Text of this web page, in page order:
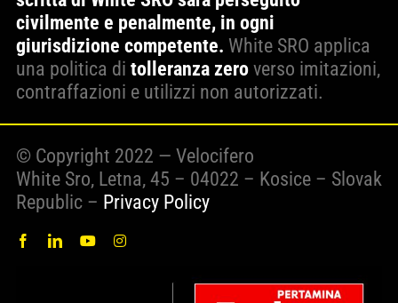
civilmente e penalmente, in ogni
giurisdizione competente. White SRO applica
una politica di tolleranza zero verso imitazioni,
contraffazioni e utilizzi non autorizzati.
© Copyright 2022 — Velocifero
White Sro, Letna, 45 – 04022 – Kosice – Slovak
Republic – Privacy Policy